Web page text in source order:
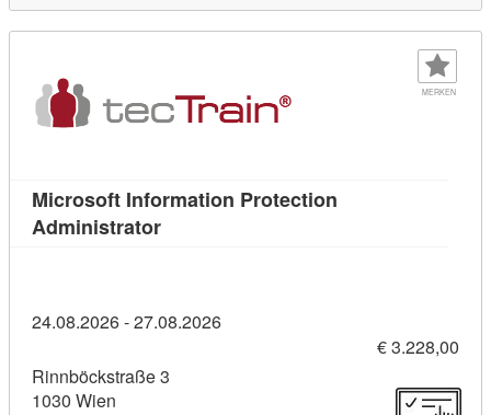
MERKEN
Microsoft Information Protection
AdministratorKursdetail: Microsoft Information
24.08.2026 - 27.08.2026
€ 3.228,00
Rinnböckstraße 3
1030 Wien